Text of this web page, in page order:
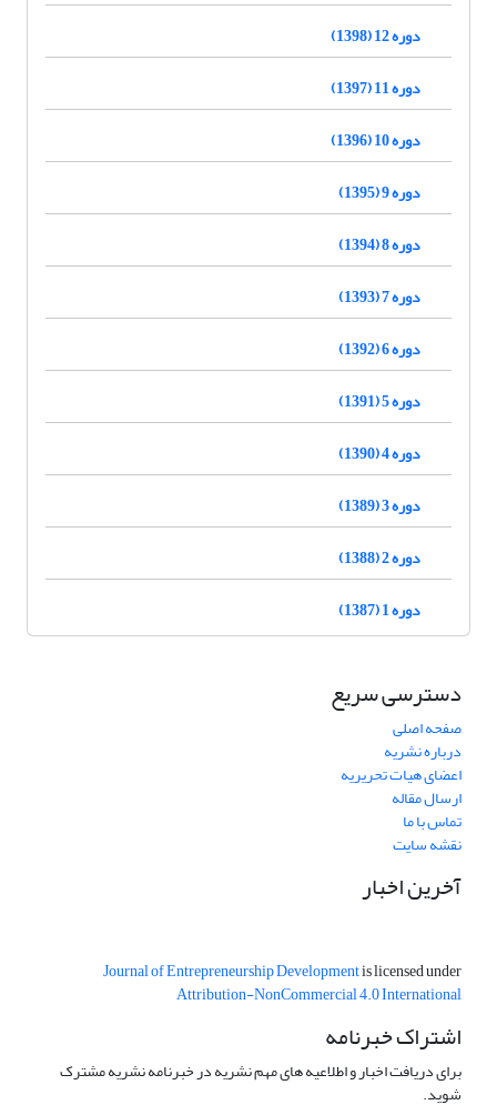
دوره 12 (1398)
دوره 11 (1397)
دوره 10 (1396)
دوره 9 (1395)
دوره 8 (1394)
دوره 7 (1393)
دوره 6 (1392)
دوره 5 (1391)
دوره 4 (1390)
دوره 3 (1389)
دوره 2 (1388)
دوره 1 (1387)
دسترسی سریع
صفحه اصلی
درباره نشریه
اعضای هیات تحریریه
ارسال مقاله
تماس با ما
نقشه سایت
آخرین اخبار
Journal of Entrepreneurship Developmentis licensed under
Attribution-NonCommercial 4.0 International
اشتراک خبرنامه
برای دریافت اخبار و اطلاعیه های مهم نشریه در خبرنامه نشریه مشترک
شوید.